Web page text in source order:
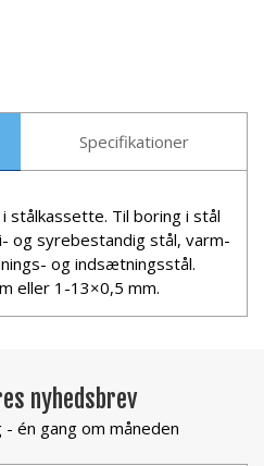
Specifikationer
stålkassette. Til boring i stål
og syrebestandig stål, varm-
og indsætningsstål.
eller 1-13×0,5 mm.
nyhedsbrev
én gang om måneden